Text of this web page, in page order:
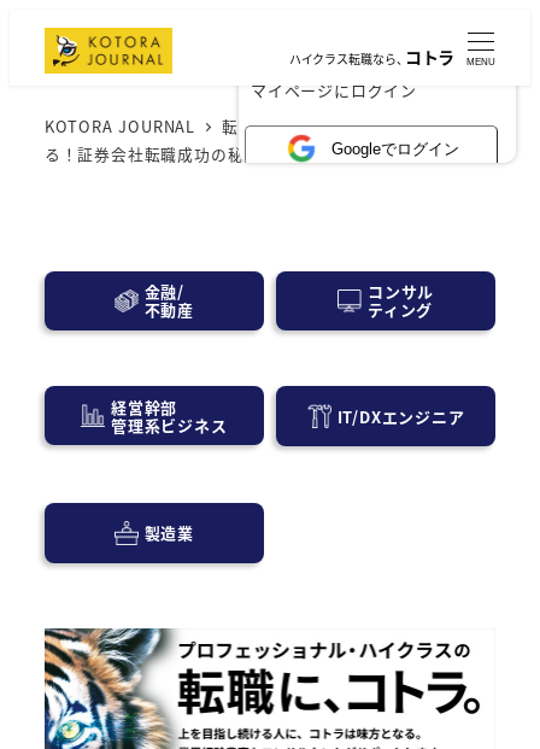
×
マイページにログイン
Googleでログイン
ハイクラス転職なら、コトラ MENU
KOTORA JOURNAL 転職・求人情報
30代で勝ち取
る！証券会社転職成功の秘訣とキャリアアップ術
金融/
不動産
コンサル
ティング
経営幹部
管理系ビジネス IT/DXエンジニア
製造業